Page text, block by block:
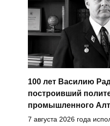
100 лет Василию
построивший
промышленного
7 августа 2026 года